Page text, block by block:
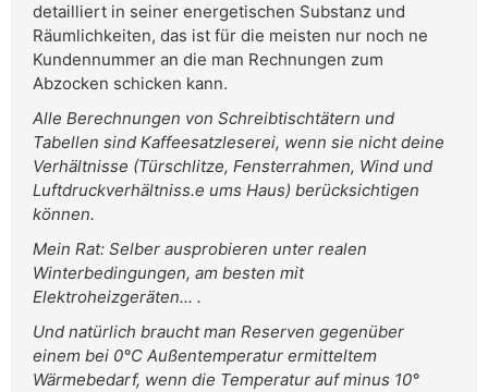
detailliert in seiner energetischen Substanz und
Räumlichkeiten, das ist für die meisten nur noch ne
Kundennummer an die man Rechnungen zum
Abzocken schicken kann.
Alle Berechnungen von Schreibtischtätern und
Tabellen sind Kaffeesatzleserei, wenn sie nicht deine
Verhältnisse (Türschlitze, Fensterrahmen, Wind und
Luftdruckverhältniss.e ums Haus) berücksichtigen
können.
Mein Rat: Selber ausprobieren unter realen
Winterbedingungen, am besten mit
Elektroheizgeräten... .
Und natürlich braucht man Reserven gegenüber
einem bei 0°C Außentemperatur ermitteltem
Wärmebedarf, wenn die Temperatur auf minus 10°